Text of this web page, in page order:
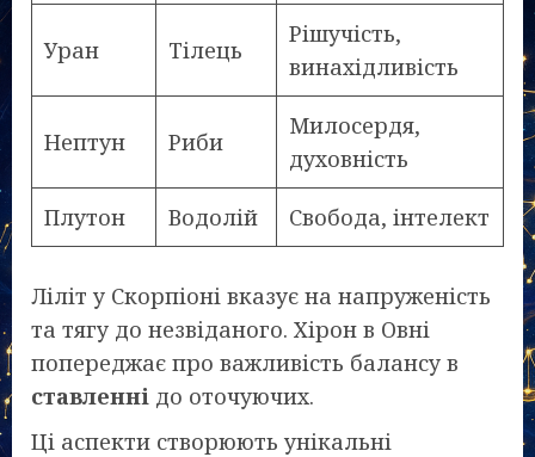
Уран Тілець
Рішучість,
винахідливість
Нептун Риби
Милосердя,
духовність
Плутон Водолій Свобода, інтелект
Ліліт у Скорпіоні вказує на напруженість
та тягу до незвіданого. Хірон в Овні
попереджає про важливість балансу в
ставленні до оточуючих.
Ці аспекти створюють унікальні